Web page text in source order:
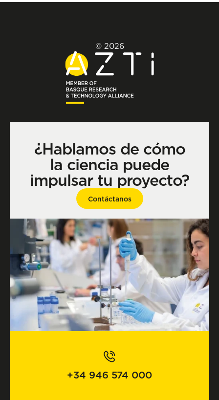
© 2026
¿Hablamos de cómo
la ciencia puede
impulsar tu proyecto?
Contáctanos
+34 946 574 000